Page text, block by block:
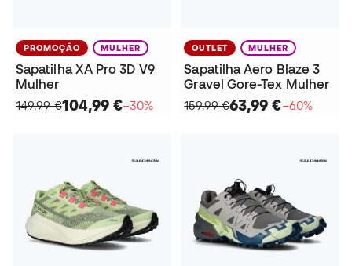
PROMOÇÃO MULHER
Sapatilha XA Pro 3D V9
Mulher
149,99 €104,99 €−30%
OUTLET MULHER
Sapatilha Aero Blaze 3
Gravel Gore-Tex Mulher
159,99 €63,99 €−60%